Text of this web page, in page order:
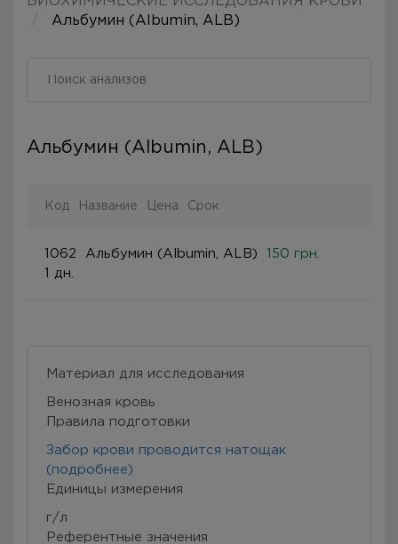
Альбумин (Albumin, ALB)
Альбумин (Albumin, ALB)
Код Название Цена Срок
1062 Альбумин (Albumin, ALB)
150 грн.
1 дн.
Материал для исследования
Венозная кровь
Правила подготовки
Забор крови проводится натощак
(подробнее)
Eдиницы измерения
г/л
Референтные значения